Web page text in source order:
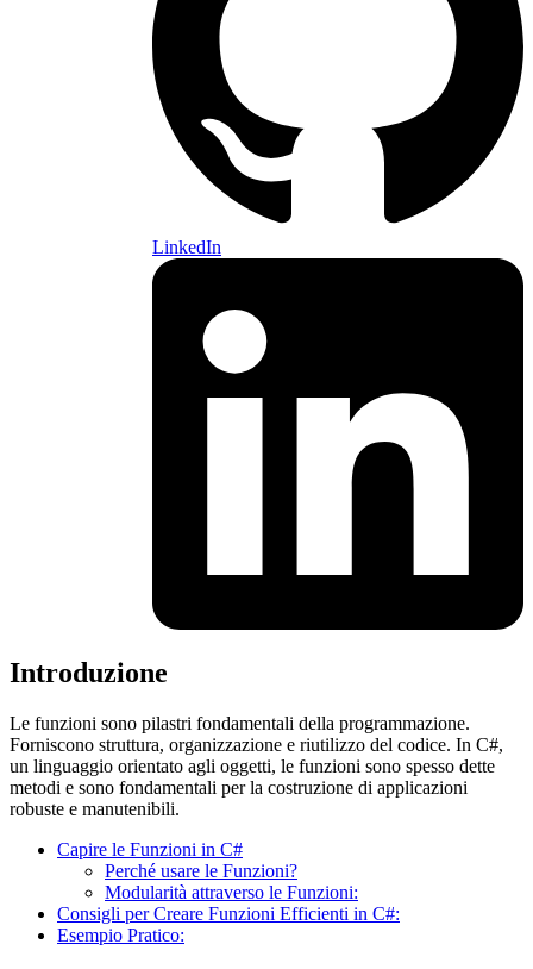
LinkedIn
Introduzione
Le funzioni sono pilastri fondamentali della programmazione.
Forniscono struttura, organizzazione e riutilizzo del codice. In C#,
un linguaggio orientato agli oggetti, le funzioni sono spesso dette
metodi e sono fondamentali per la costruzione di applicazioni
robuste e manutenibili.
Capire le Funzioni in C#
Perché usare le Funzioni?
Modularità attraverso le Funzioni:
Consigli per Creare Funzioni Efficienti in C#:
Esempio Pratico: